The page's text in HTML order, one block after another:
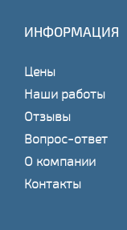
ИНФОРМАЦИЯ
Цены
Наши работы
Отзывы
Вопрос-ответ
О компании
Контакты